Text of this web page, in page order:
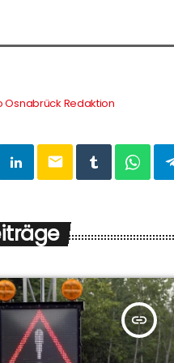
Osnabrück Redaktion
email
insert_link